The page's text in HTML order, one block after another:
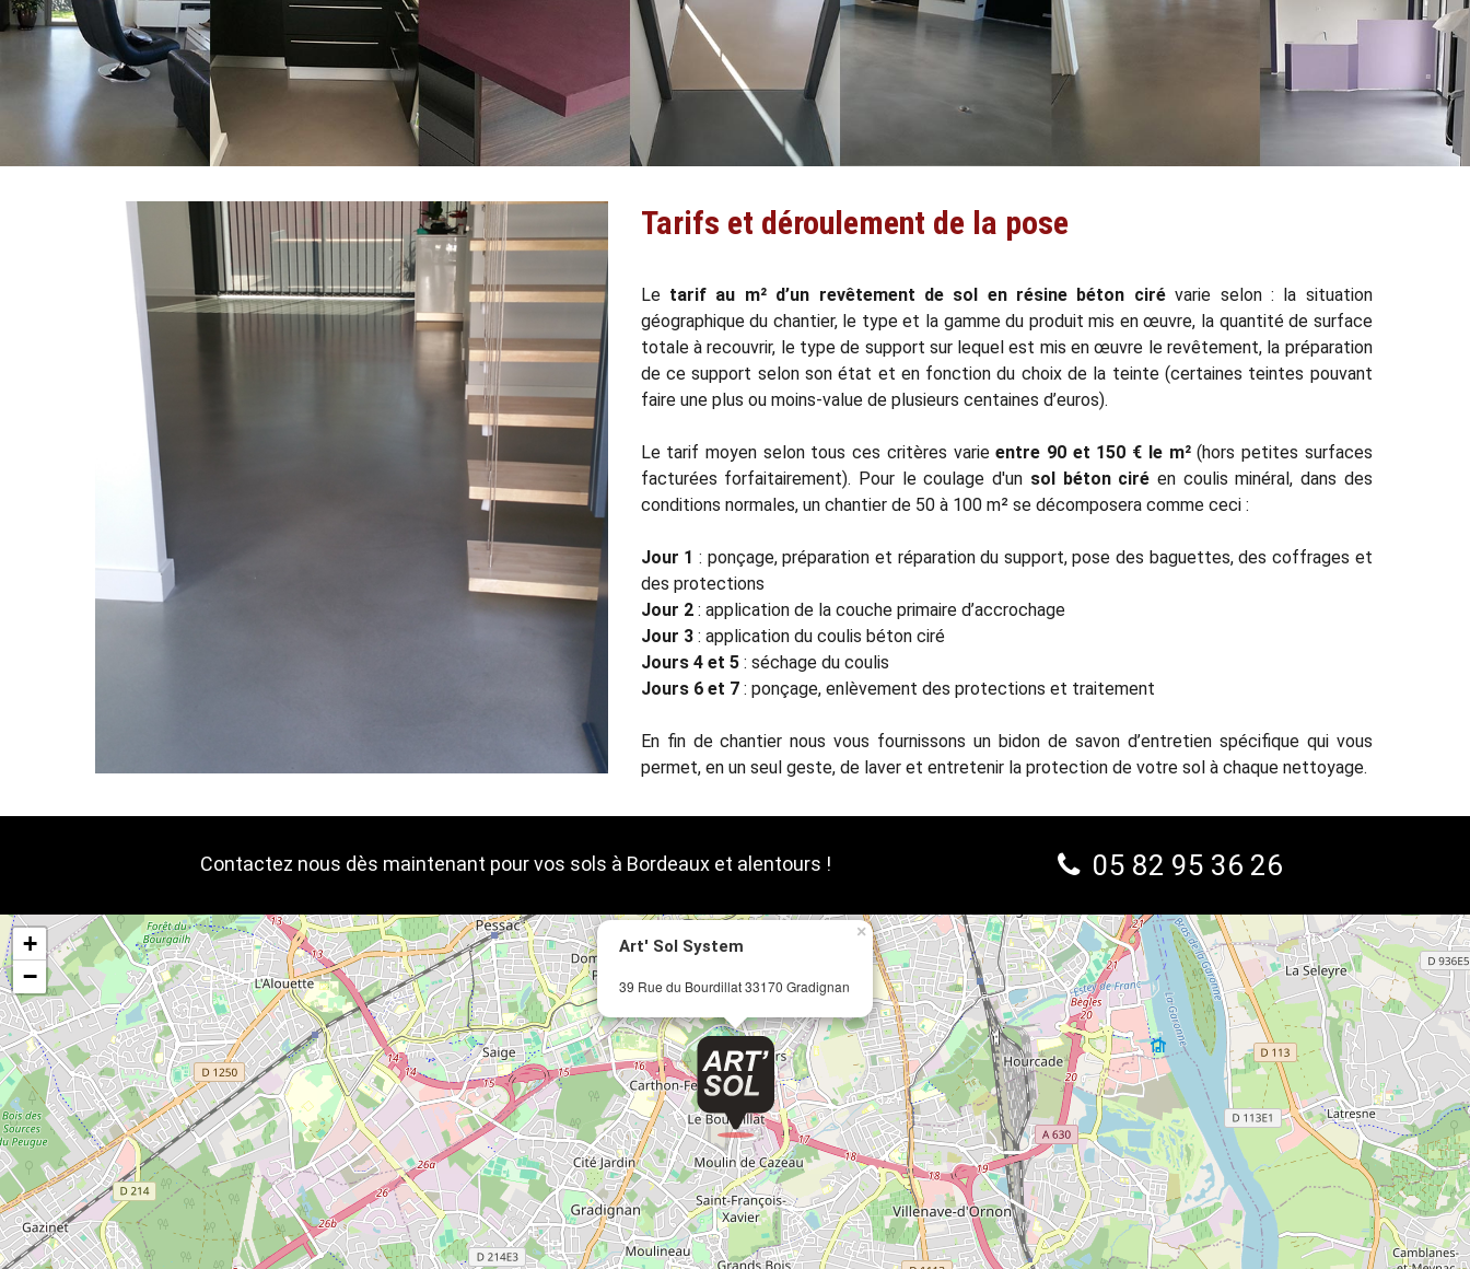
Tarifs et déroulement de la pose
Letarif au m² d’un revêtement de sol en résine béton cirévarie selon : la situation
géographique du chantier, le type et la gamme du produit mis en œuvre, la quantité de surface
totale à recouvrir, le type de support sur lequel est mis en œuvre le revêtement, la préparation
de ce support selon son état et en fonction du choix de la teinte (certaines teintes pouvant
faire une plus ou moins-value de plusieurs centaines d’euros).
Le tarif moyen selon tous ces critères varieentre 90 et 150 € le m²(hors petites surfaces
facturées forfaitairement). Pour le coulage d'un sol béton ciré en coulis minéral, dans des
conditions normales, un chantier de 50 à 100 m² se décomposera comme ceci :
Jour 1 : ponçage, préparation et réparation du support, pose des baguettes, des coffrages et
des protections
Jour 2: application de la couche primaire d’accrochage
Jour 3: application du coulis béton ciré
Jours 4 et 5: séchage du coulis
Jours 6 et 7: ponçage, enlèvement des protections et traitement
En fin de chantier nous vous fournissons un bidon de savon d’entretien spécifique qui vous
permet, en un seul geste, de laver et entretenir la protection de votre sol à chaque nettoyage.
Contactez nous dès maintenant pour vos sols à Bordeaux et alentours ! 05 82 95 36 26
Art' Sol System
39 Rue du Bourdillat 33170 Gradignan
×
+
−